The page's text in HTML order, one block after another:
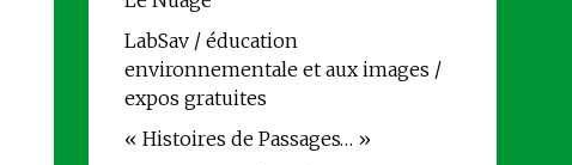
LabSav / éducation
environnementale et aux images /
expos gratuites
« Histoires de Passages… »